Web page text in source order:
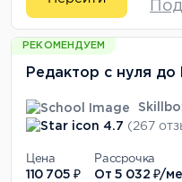
РЕКОМЕНДУЕМ
Редактор с нуля до
4.7 (267
Цена
110 705 ₽
Рассрочка
От 5 032 ₽/